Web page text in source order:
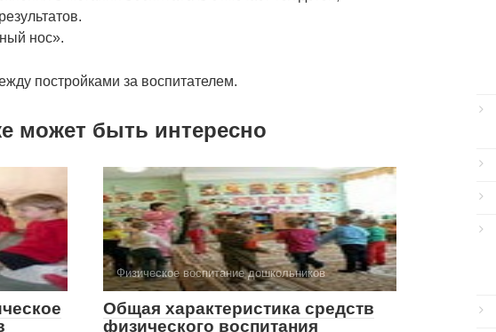
нос».
постройками за воспитателем.
может быть интересно
Физическое воспитание дошкольников
Общая характеристика средств
физического воспитания